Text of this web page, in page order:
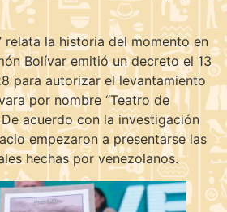
relata la historia del momento en
Bolívar emitió un decreto el 13
para autorizar el levantamiento
por nombre “Teatro de
De acuerdo con la investigación
empezaron a presentarse las
hechas por venezolanos.